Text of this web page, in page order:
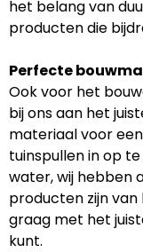
het belang van
producten die
Perfecte
Ook voor het
bij ons aan het
materiaal voor
tuinspullen in op
water, wij hebben
producten zijn
graag met het
kunt.